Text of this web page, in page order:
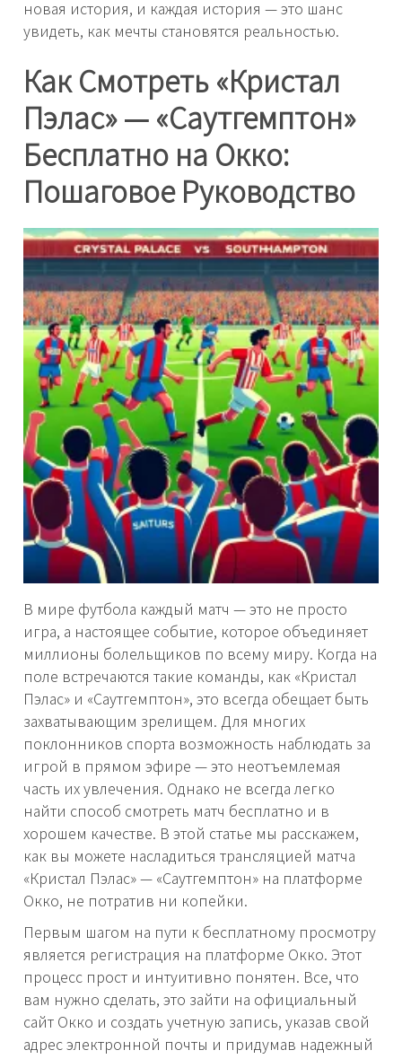
новая история, и каждая история — это шанс
увидеть, как мечты становятся реальностью.
Как Смотреть «Кристал
Пэлас» — «Саутгемптон»
Бесплатно на Окко:
Пошаговое Руководство
В мире футбола каждый матч — это не просто
игра, а настоящее событие, которое объединяет
миллионы болельщиков по всему миру. Когда на
поле встречаются такие команды, как «Кристал
Пэлас» и «Саутгемптон», это всегда обещает быть
захватывающим зрелищем. Для многих
поклонников спорта возможность наблюдать за
игрой в прямом эфире — это неотъемлемая
часть их увлечения. Однако не всегда легко
найти способ смотреть матч бесплатно и в
хорошем качестве. В этой статье мы расскажем,
как вы можете насладиться трансляцией матча
«Кристал Пэлас» — «Саутгемптон» на платформе
Окко, не потратив ни копейки.
Первым шагом на пути к бесплатному просмотру
является регистрация на платформе Окко. Этот
процесс прост и интуитивно понятен. Все, что
вам нужно сделать, это зайти на официальный
сайт Окко и создать учетную запись, указав свой
адрес электронной почты и придумав надежный